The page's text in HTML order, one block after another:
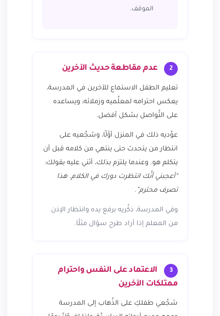
الموقف.
2 عدم مقاطعة حديث الآخرين
تعليم الطفل الاستماع للآخرين في المدرسة،
يعكس احترامه لمعلِّميه وزملائه، ويساعده
على التَّواصل بشكل أفضل.
عوِّديه ذلك في المنزل أوَّلًا، وشجِّعيه على
انتظار من يتحدث حتى ينتهي من كلامه قبل أن
يتكلم هو. وعندما يلتزم بذلك، أثني عليه بقولك:
“أعجبني أنَّك انتظرت دورك في الكلام. هذا
تصرف محترم” .
وفي المدرسة، ذكِّريه برفع يده وانتظار الإذن
من المعلم إذا أراد طرح سؤال مثلًا.
3
الاعتماد على النفس واحترام
ممتلكات الآخرين
شجِّعي طفلكِ على الذَّهاب إلى المدرسة